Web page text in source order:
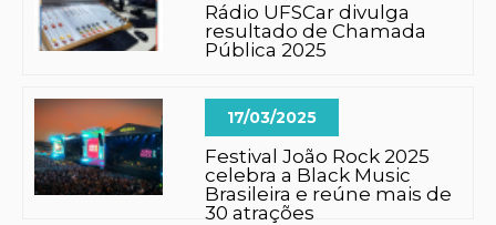
Rádio UFSCar divulga
resultado de Chamada
Pública 2025
17/03/2025
Festival João Rock 2025
celebra a Black Music
Brasileira e reúne mais de
30 atrações